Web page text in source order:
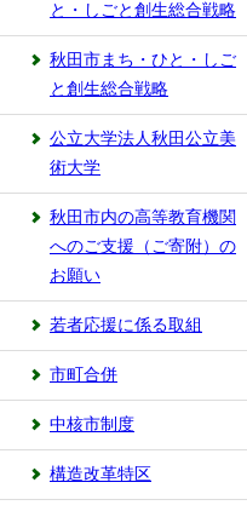
と・しごと創生総合戦略
秋田市まち・ひと・しご
と創生総合戦略
公立大学法人秋田公立美
術大学
秋田市内の高等教育機関
へのご支援（ご寄附）の
お願い
若者応援に係る取組
市町合併
中核市制度
構造改革特区